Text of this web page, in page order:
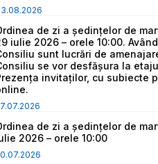
de zi a ședințelor de
iulie 2026 – orele 10:00.
sunt lucrări de
se vor desfășura la
invitaților, cu subiecte
de zi a ședințelor de
2026 – orele 10:00